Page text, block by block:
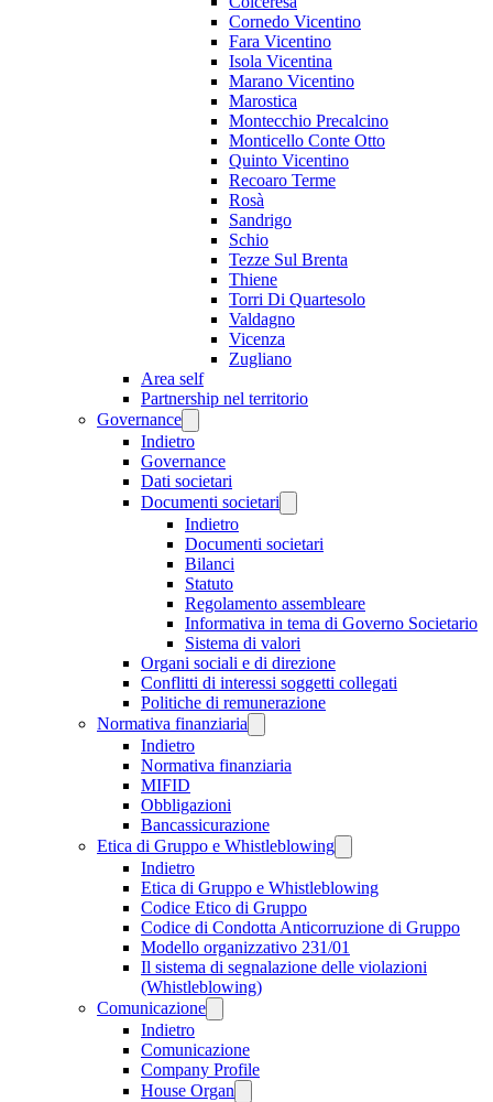
Cornedo Vicentino
Fara Vicentino
Isola Vicentina
Marano Vicentino
Marostica
Montecchio Precalcino
Monticello Conte Otto
Quinto Vicentino
Recoaro Terme
Rosà
Sandrigo
Schio
Tezze Sul Brenta
Thiene
Torri Di Quartesolo
Valdagno
Vicenza
Zugliano
Area self
Partnership nel territorio
Governance
Indietro
Governance
Dati societari
Documenti societari
Indietro
Documenti societari
Bilanci
Statuto
Regolamento assembleare
Informativa in tema di Governo Societario
Sistema di valori
Organi sociali e di direzione
Conflitti di interessi soggetti collegati
Politiche di remunerazione
Normativa finanziaria
Indietro
Normativa finanziaria
MIFID
Obbligazioni
Bancassicurazione
Etica di Gruppo e Whistleblowing
Indietro
Etica di Gruppo e Whistleblowing
Codice Etico di Gruppo
Codice di Condotta Anticorruzione di Gruppo
Modello organizzativo 231/01
Il sistema di segnalazione delle violazioni
(Whistleblowing)
Comunicazione
Indietro
Comunicazione
Company Profile
House Organ